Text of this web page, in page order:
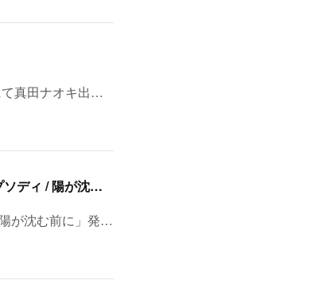
て真田ナオキ出…
8/11(火・祝)浅草・音のヨーロー堂 presents <真田ナオキ>両A面シングル「プルメリア ラプソディ / 陽が沈む前に…」発売記念 スペシャルイベント開催決定！
が沈む前に」発…